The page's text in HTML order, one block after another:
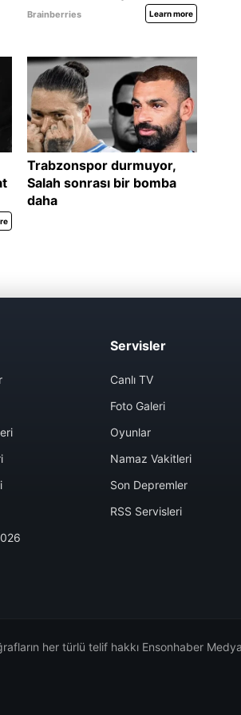
Servisler
Canlı TV
Foto Galeri
Oyunlar
Namaz Vakitleri
Son Depremler
RSS Servisleri
her türlü telif hakkı Ensonhaber